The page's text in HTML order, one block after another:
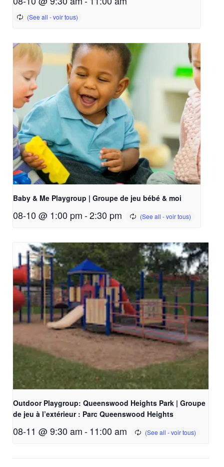
Baby & Me Playgroup | Groupe de jeu bébé & moi
08-10 @ 1:00 pm-2:30 pm
Outdoor Playgroup: Queenswood Heights Park | Groupe
de jeu à l’extérieur : Parc Queenswood Heights
08-11 @ 9:30 am-11:00 am